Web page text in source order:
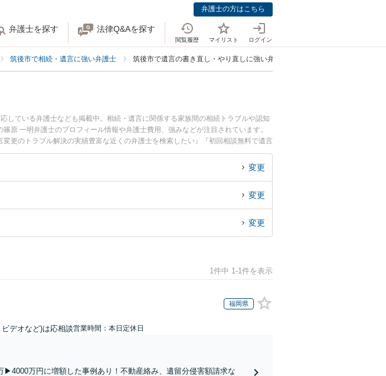
弁護士の方はこちら
弁護士を探す 法律Q&Aを探す
閲覧履歴 マイリスト ログイン
筑後市で相続・遺言に強い弁護士 筑後市で遺言の書き直し・やり直しに強い弁護士
ている弁護士なども掲載中。相続・遺言に関係する家族間の相続トラブルや認知
原 一明弁護士のプロフィール情報や弁護士費用、強みなどが注目されています。
更のトラブル解決の実績豊富な近くの弁護士を検索したい』『初回相談無料で遺言
すめです。
変更
変更
変更
1件中 1-1件を表示
福岡県
デオなど)は応相談営業時間：本日定休日
▶4000万円に増額した事例あり！不動産絡み、遺留分侵害額請求な